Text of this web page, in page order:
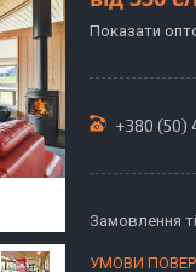
Показати
+380 (50)
Замовлення